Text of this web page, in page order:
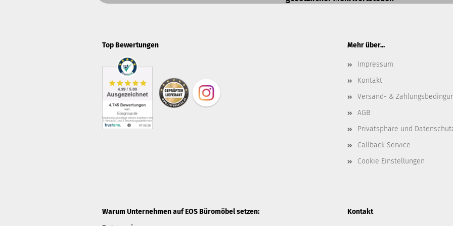
Top Bewertungen Mehr über...
Impressum
Kontakt
Versand- &
AGB
Privatsphäre und
Callback Service
Cookie Einstellungen
Warum Unternehmen auf EOS Büromöbel setzen:
Kontakt